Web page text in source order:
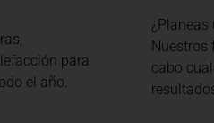
para
el año.
Nuestros
cabo